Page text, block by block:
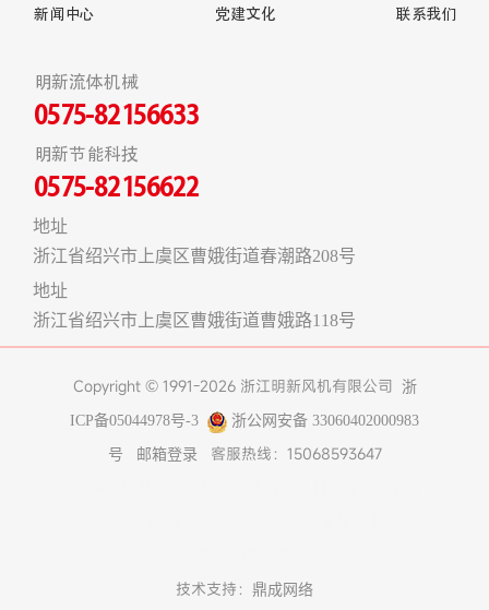
新闻中心
党建文化
联系我们
明新流体机械
0575-82156633
明新节能科技
0575-82156622
地址
浙江省绍兴市上虞区曹娥街道春潮路208号
地址
浙江省绍兴市上虞区曹娥街道曹娥路118号
Copyright © 1991-2026 浙江明新风机有限公司 浙
ICP备05044978号-3 浙公网安备 33060402000983
号 邮箱登录
客服热线：15068593647
技术支持： 鼎成网络